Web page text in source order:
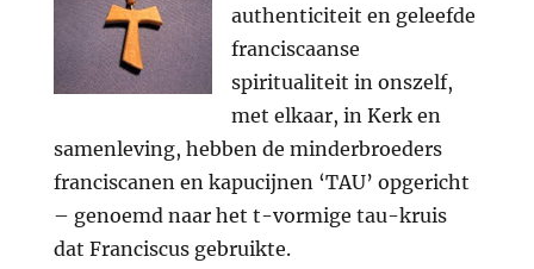
authenticiteit en geleefde
franciscaanse
spiritualiteit in onszelf,
met elkaar, in Kerk en
samenleving, hebben de minderbroeders
franciscanen en kapucijnen ‘TAU’ opgericht
– genoemd naar het t-vormige tau-kruis
dat Franciscus gebruikte.